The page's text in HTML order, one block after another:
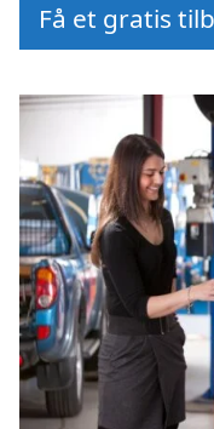
Få et gratis